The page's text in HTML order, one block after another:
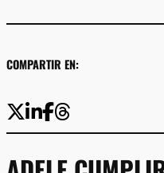
COMPARTIR EN: